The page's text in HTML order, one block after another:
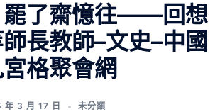
罷了齋憶往——回想
長教師–文史–中國
格聚會網
年 3 月 17 日 未分類